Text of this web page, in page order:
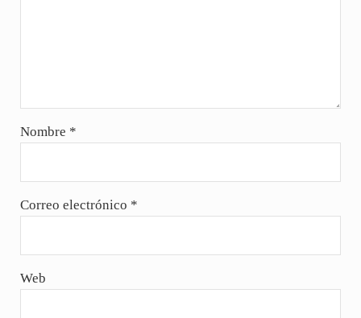
Nombre *
Correo electrónico *
Web